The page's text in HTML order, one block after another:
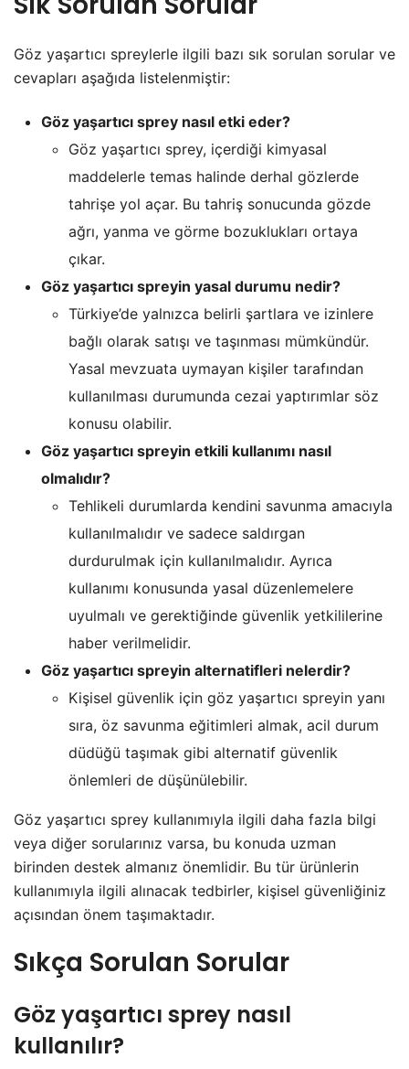
Göz yaşartıcı spreylerle ilgili bazı sık sorulan sorular ve
cevapları aşağıda listelenmiştir:
Göz yaşartıcı sprey nasıl etki eder?
Göz yaşartıcı sprey, içerdiği kimyasal
maddelerle temas halinde derhal gözlerde
tahrişe yol açar. Bu tahriş sonucunda gözde
ağrı, yanma ve görme bozuklukları ortaya
çıkar.
Göz yaşartıcı spreyin yasal durumu nedir?
Türkiye’de yalnızca belirli şartlara ve izinlere
bağlı olarak satışı ve taşınması mümkündür.
Yasal mevzuata uymayan kişiler tarafından
kullanılması durumunda cezai yaptırımlar söz
konusu olabilir.
Göz yaşartıcı spreyin etkili kullanımı nasıl
olmalıdır?
Tehlikeli durumlarda kendini savunma amacıyla
kullanılmalıdır ve sadece saldırgan
durdurulmak için kullanılmalıdır. Ayrıca
kullanımı konusunda yasal düzenlemelere
uyulmalı ve gerektiğinde güvenlik yetkililerine
haber verilmelidir.
Göz yaşartıcı spreyin alternatifleri nelerdir?
Kişisel güvenlik için göz yaşartıcı spreyin yanı
sıra, öz savunma eğitimleri almak, acil durum
düdüğü taşımak gibi alternatif güvenlik
önlemleri de düşünülebilir.
Göz yaşartıcı sprey kullanımıyla ilgili daha fazla bilgi
veya diğer sorularınız varsa, bu konuda uzman
birinden destek almanız önemlidir. Bu tür ürünlerin
kullanımıyla ilgili alınacak tedbirler, kişisel güvenliğiniz
açısından önem taşımaktadır.
Sıkça Sorulan Sorular
Göz yaşartıcı sprey nasıl
kullanılır?